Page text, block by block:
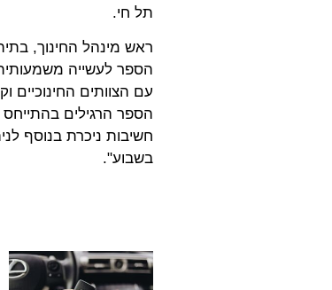
תל חי.
ראש מינהל החינוך,
הספר לעשייה
עם הצוותים
הספר הרגילים
חשיבות ניכרת בנוסף
בשבוע".